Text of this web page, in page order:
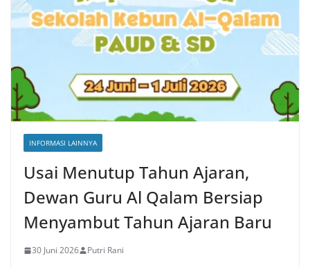
INFORMASI LAINNYA
Usai Menutup Tahun Ajaran,
Dewan Guru Al Qalam Bersiap
Menyambut Tahun Ajaran Baru
30 Juni 2026 Putri Rani